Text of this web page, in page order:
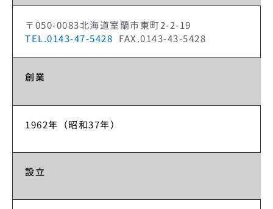
〒050-0083北海道室蘭市東町2-2-19
TEL.0143-47-5428 FAX.0143-43-5428
創業
1962年（昭和37年）
設立